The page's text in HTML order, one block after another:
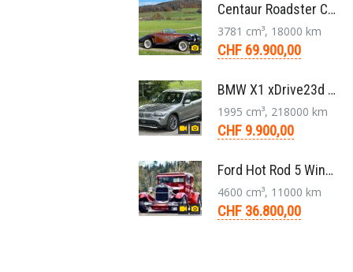
Centaur Roadster Convertible 3,8 V6 Aut. 1981
3781 cm³, 18000 km
CHF 69.900,00
BMW X1 xDrive23d E84 204 PS Steptronic Panorama Navi Leder PDC 2011
1995 cm³, 218000 km
CHF 9.900,00
Ford Hot Rod 5 Window 283 V8 4-Gang 1929
4600 cm³, 11000 km
CHF 36.800,00